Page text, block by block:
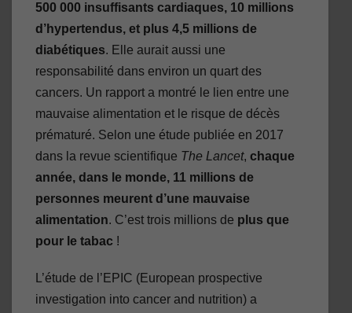
500 000 insuffisants cardiaques, 10 millions
d’hypertendus, et plus 4,5 millions de
diabétiques. Elle aurait aussi une
responsabilité dans environ un quart des
cancers. Un rapport a montré le lien entre une
mauvaise alimentation et le risque de décès
prématuré. Selon une étude publiée en 2017
dans la revue scientifique The Lancet, chaque
année, dans le monde, 11 millions de
personnes meurent d’une mauvaise
alimentation. C’est trois millions de plus que
pour le tabac !
L’étude de l’EPIC (European prospective
investigation into cancer and nutrition) a